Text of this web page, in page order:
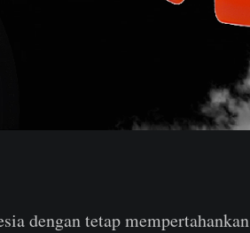
dengan tetap mempertahankan